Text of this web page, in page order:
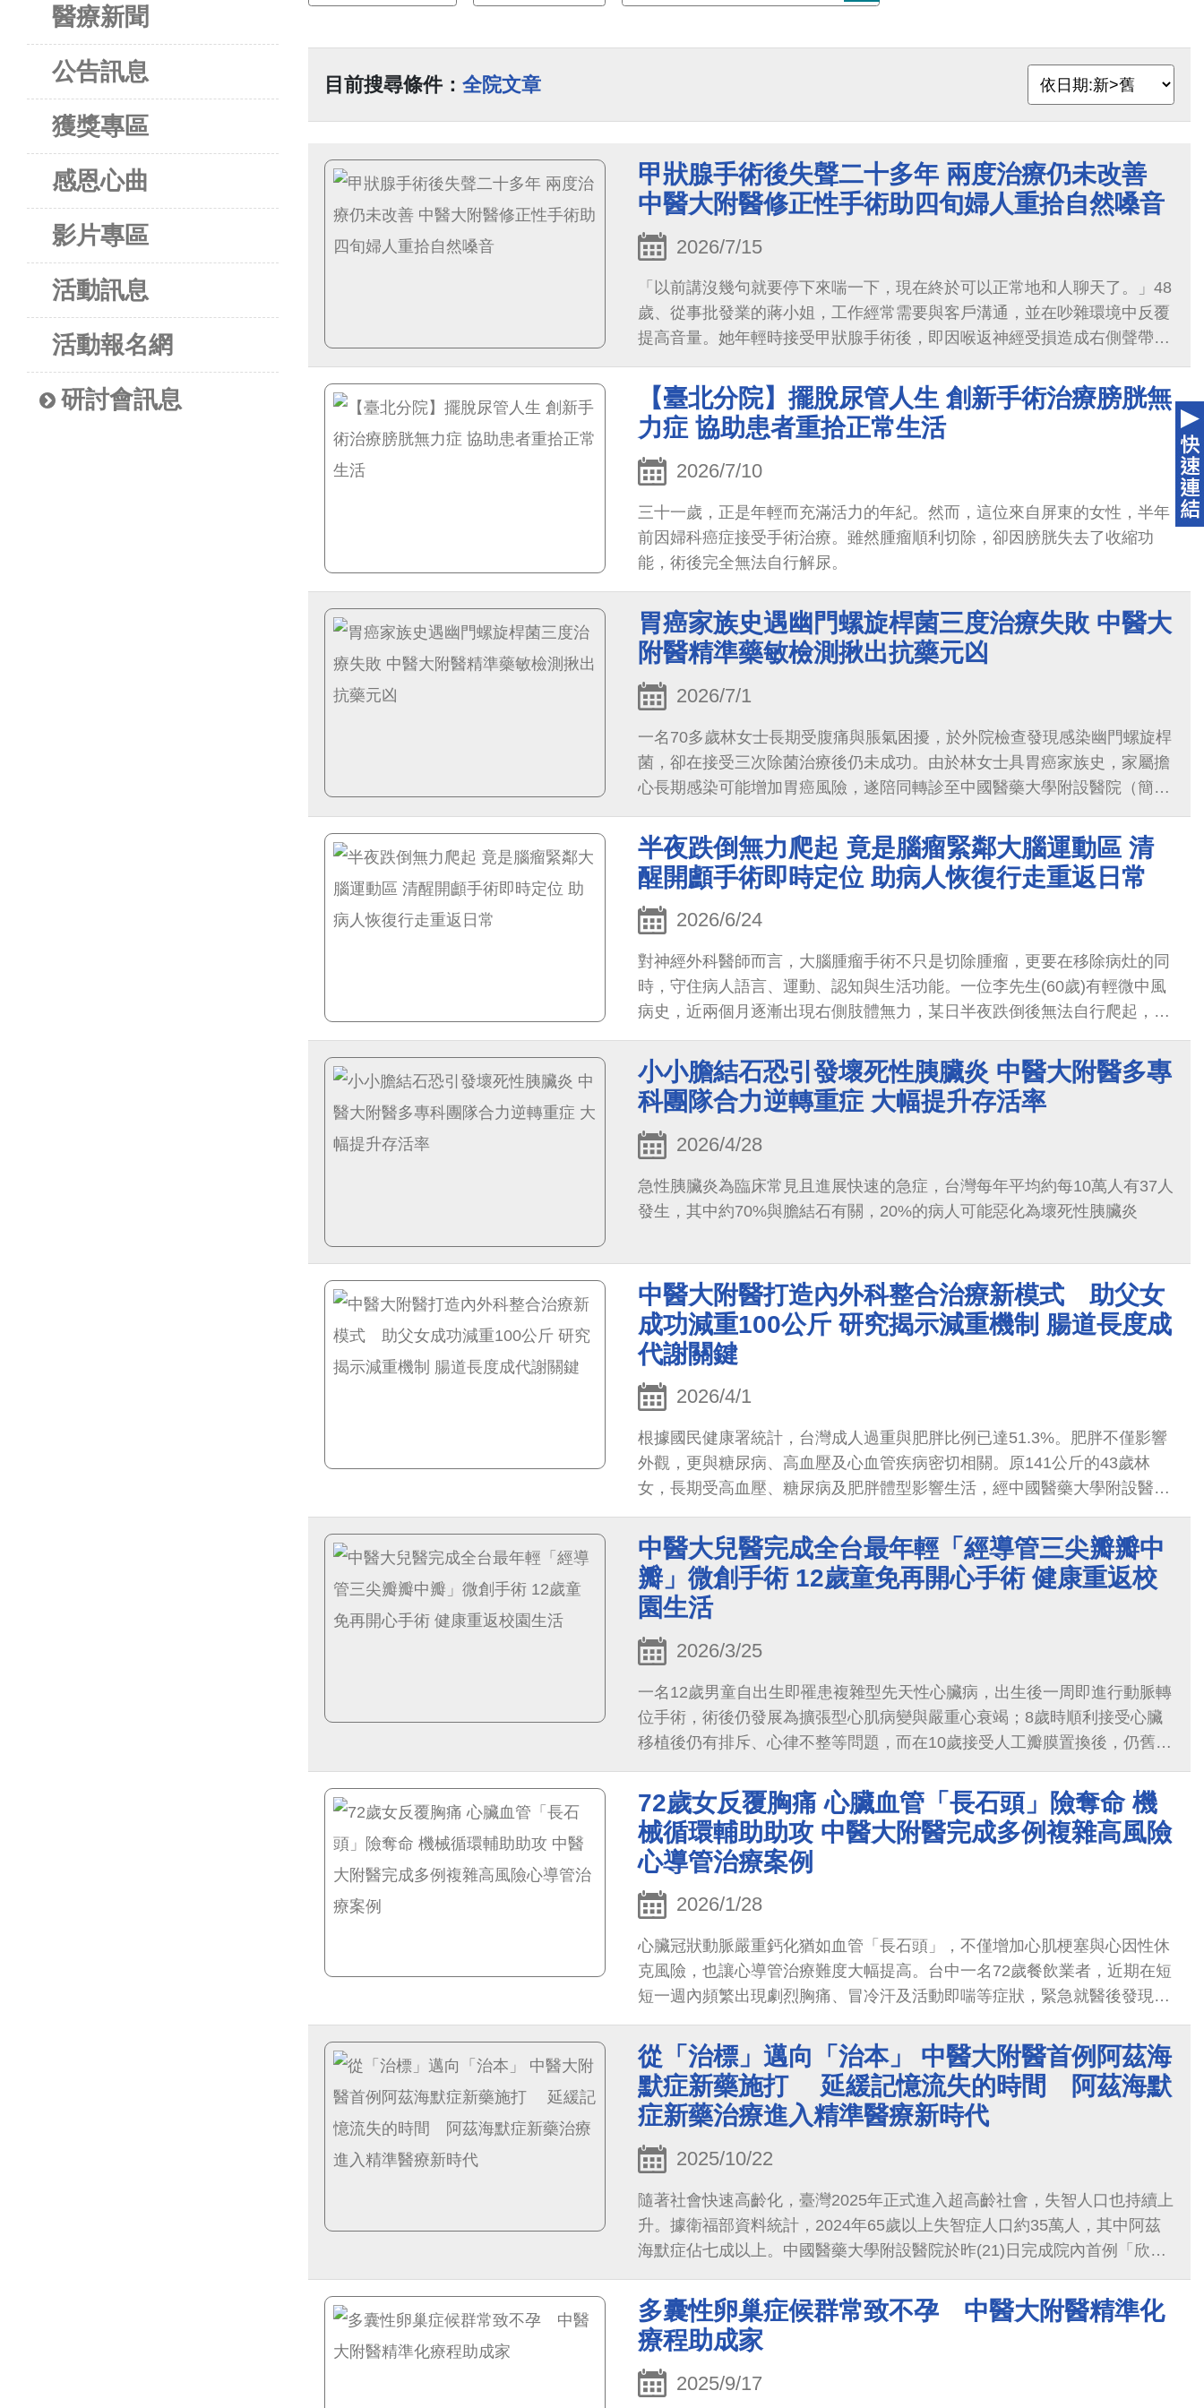
醫療新聞
公告訊息
獲獎專區
感恩心曲
影片專區
活動訊息
活動報名網
研討會訊息
目前搜尋條件： 全院文章
甲狀腺手術後失聲二十多年 兩度治療仍未改善
中醫大附醫修正性手術助四旬婦人重拾自然嗓音
2026/7/15
「以前講沒幾句就要停下來喘一下，現在終於可以正常地和人聊天了。」48
歲、從事批發業的蔣小姐，工作經常需要與客戶溝通，並在吵雜環境中反覆
提高音量。她年輕時接受甲狀腺手術後，即因喉返神經受損造成右側聲帶麻
痺，二十多年來長期飽受聲音沙啞、說話費力、音量不足及容易疲勞等困
擾，不僅工作受到影響，也逐漸失去與親友自在交談及參與社交活動的信
心。
【臺北分院】擺脫尿管人生 創新手術治療膀胱無
力症 協助患者重拾正常生活
2026/7/10
三十一歲，正是年輕而充滿活力的年紀。然而，這位來自屏東的女性，半年
前因婦科癌症接受手術治療。雖然腫瘤順利切除，卻因膀胱失去了收縮功
能，術後完全無法自行解尿。
胃癌家族史遇幽門螺旋桿菌三度治療失敗 中醫大
附醫精準藥敏檢測揪出抗藥元凶
2026/7/1
一名70多歲林女士長期受腹痛與脹氣困擾，於外院檢查發現感染幽門螺旋桿
菌，卻在接受三次除菌治療後仍未成功。由於林女士具胃癌家族史，家屬擔
心長期感染可能增加胃癌風險，遂陪同轉診至中國醫藥大學附設醫院（簡稱
門螺旋桿菌，腹痛症狀也獲得緩解。
半夜跌倒無力爬起 竟是腦瘤緊鄰大腦運動區 清
醒開顱手術即時定位 助病人恢復行走重返日常
2026/6/24
對神經外科醫師而言，大腦腫瘤手術不只是切除腫瘤，更要在移除病灶的同
時，守住病人語言、運動、認知與生活功能。一位李先生(60歲)有輕微中風
病史，近兩個月逐漸出現右側肢體無力，某日半夜跌倒後無法自行爬起，緊
急送至中國醫藥大學附設醫院(簡稱中醫大附醫)急診，經檢查診斷為左側運
動區旁鐮膜腦膜瘤。
小小膽結石恐引發壞死性胰臟炎 中醫大附醫多專
科團隊合力逆轉重症 大幅提升存活率
2026/4/28
急性胰臟炎為臨床常見且進展快速的急症，台灣每年平均約每10萬人有37人
發生，其中約70%與膽結石有關，20%的病人可能惡化為壞死性胰臟炎
中醫大附醫打造內外科整合治療新模式 助父女
成功減重100公斤 研究揭示減重機制 腸道長度成
代謝關鍵
2026/4/1
根據國民健康署統計，台灣成人過重與肥胖比例已達51.3%。肥胖不僅影響
外觀，更與糖尿病、高血壓及心血管疾病密切相關。原141公斤的43歲林
女，長期受高血壓、糖尿病及肥胖體型影響生活，經中國醫藥大學附設醫院
國際代謝形體醫學中心團隊評估後，透過縮胃曠腸手術及術後營養管理成功
減重70公斤；原107公斤的68歲父親，也因高血脂、糖尿病及肥胖導致生活
不便，最後透過藥物調節食慾並搭配運動減重30公斤。透過內外科整合治療
策略，父女合計成功減重100公斤。
中醫大兒醫完成全台最年輕「經導管三尖瓣瓣中
瓣」微創手術 12歲童免再開心手術 健康重返校
園生活
2026/3/25
一名12歲男童自出生即罹患複雜型先天性心臟病，出生後一周即進行動脈轉
位手術，術後仍發展為擴張型心肌病變與嚴重心衰竭；8歲時順利接受心臟
移植後仍有排斥、心律不整等問題，而在10歲接受人工瓣膜置換後，仍舊有
72歲女反覆胸痛 心臟血管「長石頭」險奪命 機
械循環輔助助攻 中醫大附醫完成多例複雜高風險
心導管治療案例
2026/1/28
心臟冠狀動脈嚴重鈣化猶如血管「長石頭」，不僅增加心肌梗塞與心因性休
克風險，也讓心導管治療難度大幅提高。台中一名72歲餐飲業者，近期在短
短一週內頻繁出現劇烈胸痛、冒冷汗及活動即喘等症狀，緊急就醫後發現，
其心臟冠狀動脈主幹存在巨大鈣化結節，且左迴旋支血管已完全阻塞，病況
相當危急。經中國醫藥大學附設醫院冠狀動脈及結構性心臟病治療科團隊評
估後，利用「經皮機械循環輔助裝置（MCS）」進行手術護航，經心臟血管
系副主任羅秉漢醫師指導下，成功磨除鈣化結節並打通阻塞血管，協助病人
即時脫離險境，兩天內即轉出加護病房，順利出院返家。
從「治標」邁向「治本」 中醫大附醫首例阿茲海
默症新藥施打 延緩記憶流失的時間 阿茲海默
症新藥治療進入精準醫療新時代
2025/10/22
隨著社會快速高齡化，臺灣2025年正式進入超高齡社會，失智人口也持續上
升。據衛福部資料統計，2024年65歲以上失智症人口約35萬人，其中阿茲
海默症佔七成以上。中國醫藥大學附設醫院於昨(21)日完成院內首例「欣智
代，為病人與家屬帶來延緩病程的新希望。
多囊性卵巢症候群常致不孕 中醫大附醫精準化
療程助成家
2025/9/17